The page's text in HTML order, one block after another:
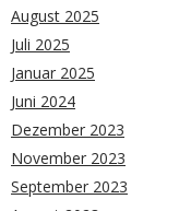
August 2025
Juli 2025
Januar 2025
Juni 2024
Dezember 2023
November 2023
September 2023